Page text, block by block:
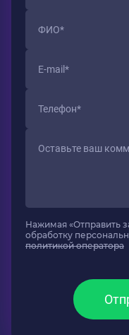
Нажимая «Отправить
обработку
политикой оператора